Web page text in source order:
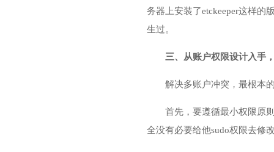
务器上安装了etckeeper这样的
生过。
三、从账户权限设计入手
解决多账户冲突，最根本
首先，要遵循最小权限原
全没有必要给他sudo权限去修